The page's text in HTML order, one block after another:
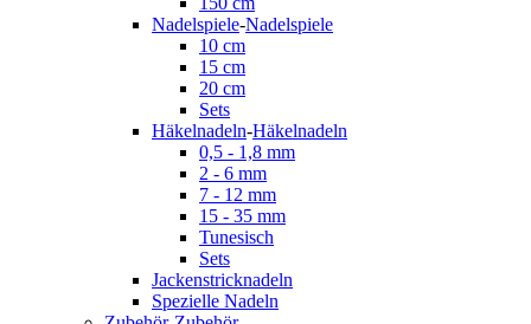
Nadelspiele-Nadelspiele
10 cm
15 cm
20 cm
Sets
Häkelnadeln-Häkelnadeln
0,5 - 1,8 mm
2 - 6 mm
7 - 12 mm
15 - 35 mm
Tunesisch
Sets
Jackenstricknadeln
Spezielle Nadeln